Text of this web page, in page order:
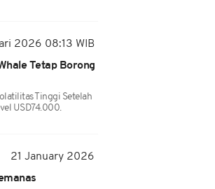
2026 08:13 WIB
Tetap Borong
Tinggi Setelah
USD74.000.
21 January 2026